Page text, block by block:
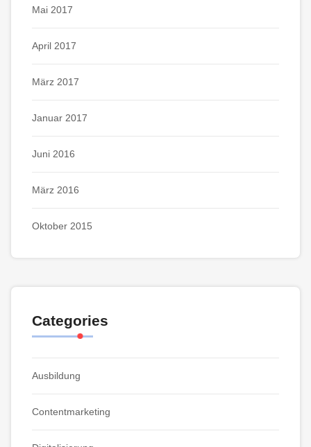
Mai 2017
April 2017
März 2017
Januar 2017
Juni 2016
März 2016
Oktober 2015
Categories
Ausbildung
Contentmarketing